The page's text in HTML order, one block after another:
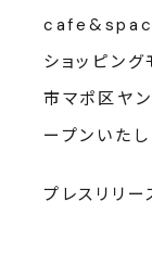
ショッピン
市マポ区ヤ
ープンいたし
プレスリリー